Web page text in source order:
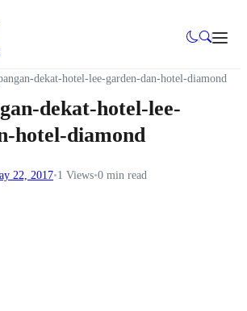
dekat-hotel-lee-garden-dan-hotel-diamond
dekat-hotel-lee-
hotel-diamond
22, 2017•1 Views•0 min read